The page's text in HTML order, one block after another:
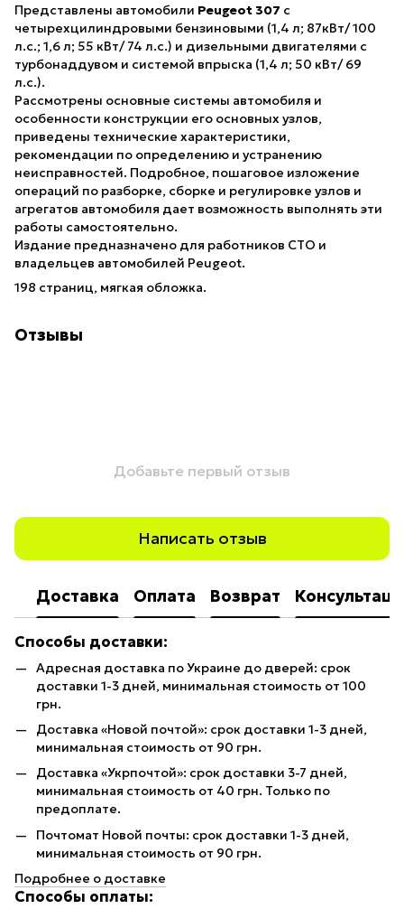
Представлены автомобили Peugeot 307 с
четырехцилиндровыми бензиновыми (1,4 л; 87кВт/ 100
л.с.; 1,6 л; 55 кВт/ 74 л.с.) и дизельными двигателями с
турбонаддувом и системой впрыска (1,4 л; 50 кВт/ 69
л.с.).
Рассмотрены основные системы автомобиля и
особенности конструкции его основных узлов,
приведены технические характеристики,
рекомендации по определению и устранению
неисправностей. Подробное, пошаговое изложение
операций по разборке, сборке и регулировке узлов и
агрегатов автомобиля дает возможность выполнять эти
работы самостоятельно.
Издание предназначено для работников СТО и
владельцев автомобилей Peugeot.
198 страниц, мягкая обложка.
Отзывы
Добавьте первый отзыв
Написать отзыв
Доставка Оплата Возврат
Способы доставки:
Адресная доставка по Украине до дверей: срок
доставки 1-3 дней, минимальная стоимость от 100
грн.
Доставка «Новой почтой»: срок доставки 1-3 дней,
минимальная стоимость от 90 грн.
Доставка «Укрпочтой»: срок доставки 3-7 дней,
минимальная стоимость от 40 грн. Только по
предоплате.
Почтомат Новой почты: срок доставки 1-3 дней,
минимальная стоимость от 90 грн.
Подробнее о доставке
Способы оплаты: